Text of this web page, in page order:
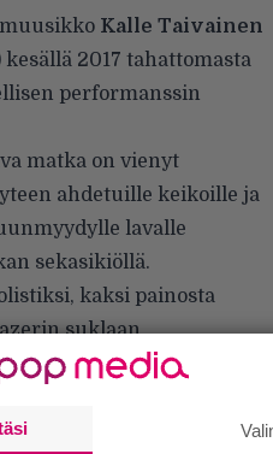
Kalle Taivainen
2017 tahattomasta
performanssin
matka on vienyt
ahdetuille keikoille ja
lavalle
sekasikiöllä.
kaksi painosta
suklaan
suurempien
levyn. Uusi albumi tarjoaa